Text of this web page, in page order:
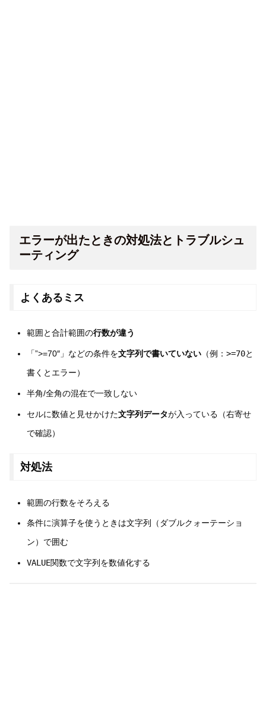
エラーが出たときの対処法とトラブルシュ
ーティング
よくあるミス
範囲と合計範囲の行数が違う
「”>=70″」などの条件を文字列で書いていない（例： >=70と
書くとエラー）
半角/全角の混在で一致しない
セルに数値と見せかけた文字列データが入っている（右寄せ
で確認）
対処法
範囲の行数をそろえる
条件に演算子を使うときは文字列（ダブルクォーテーショ
ン）で囲む
VALUE関数で文字列を数値化する